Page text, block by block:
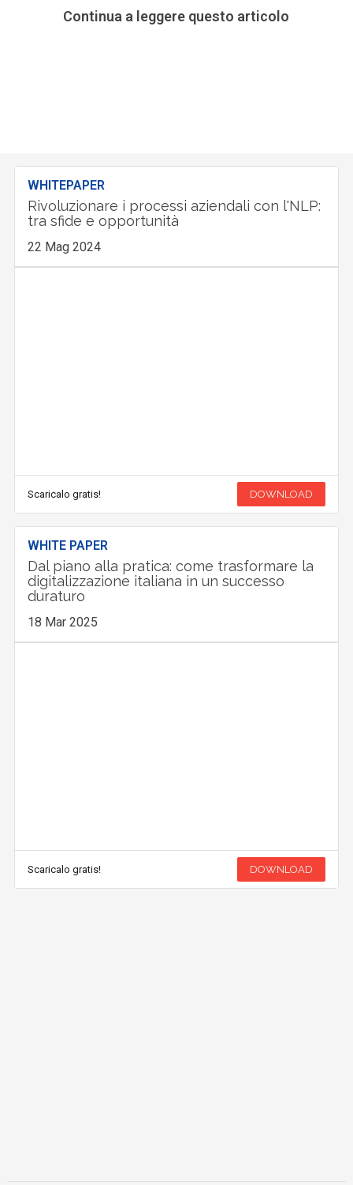
Continua a leggere questo articolo
WHITEPAPER
Rivoluzionare i processi aziendali con l'NLP:
tra sfide e opportunità
22 Mag 2024
Scaricalo gratis! DOWNLOAD
WHITE PAPER
Dal piano alla pratica: come trasformare la
digitalizzazione italiana in un successo
duraturo
18 Mar 2025
Scaricalo gratis! DOWNLOAD